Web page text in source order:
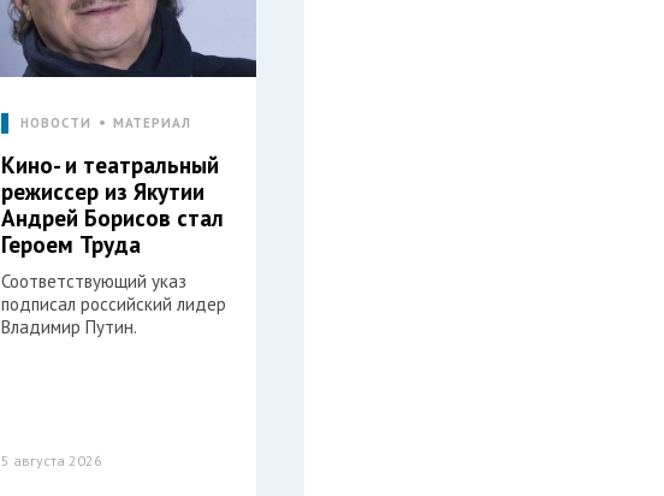
НОВОСТИ МАТЕРИАЛ
Кино- и театральный
режиссер из Якутии
Андрей Борисов стал
Героем Труда
Соответствующий указ
подписал российский лидер
Владимир Путин.
5 августа 2026